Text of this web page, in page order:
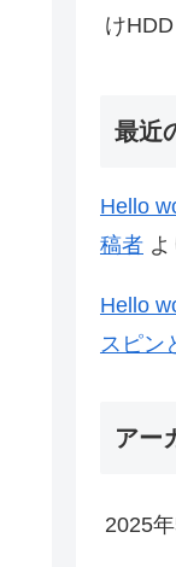
け
最近
Hello
稿者 よ
Hello
スピン
アー
2025年